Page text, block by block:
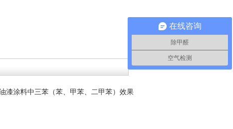
漆涂料中三苯（苯、甲苯、二甲苯）效果
在线咨询
除甲醛
空气检测